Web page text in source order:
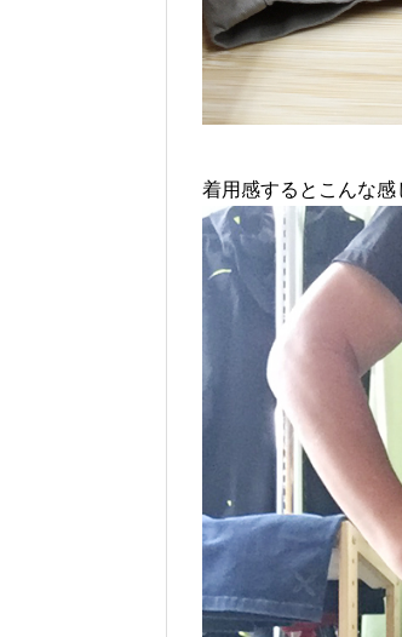
着用感するとこんな感